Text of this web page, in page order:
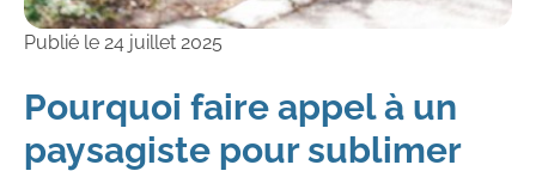
Publié le 24 juillet 2025
Pourquoi faire appel à un
paysagiste pour sublimer